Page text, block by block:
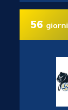
56 giorni